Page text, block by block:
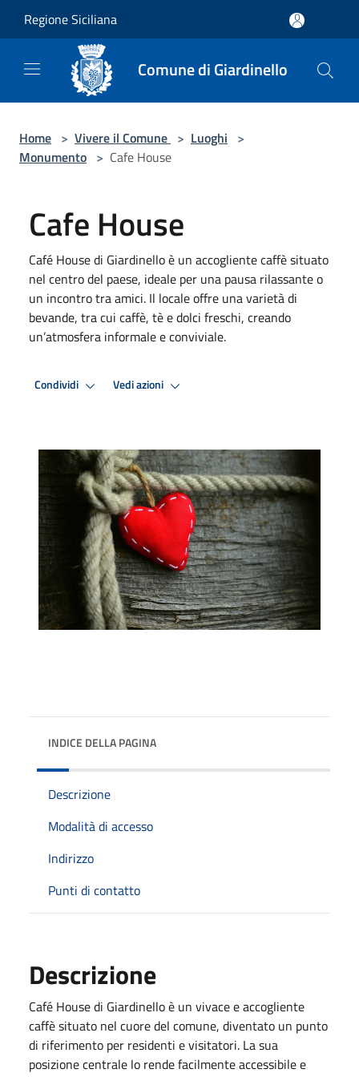
Regione Siciliana
Comune di Giardinello
Home > Vivere il Comune > Luoghi >
Monumento > Cafe House
Cafe House
Café House di Giardinello è un accogliente caffè situato
nel centro del paese, ideale per una pausa rilassante o
un incontro tra amici. Il locale offre una varietà di
bevande, tra cui caffè, tè e dolci freschi, creando
un’atmosfera informale e conviviale.
Condividi Vedi azioni
INDICE DELLA PAGINA
Descrizione
Modalità di accesso
Indirizzo
Punti di contatto
Descrizione
Café House di Giardinello è un vivace e accogliente
caffè situato nel cuore del comune, diventato un punto
di riferimento per residenti e visitatori. La sua
posizione centrale lo rende facilmente accessibile e